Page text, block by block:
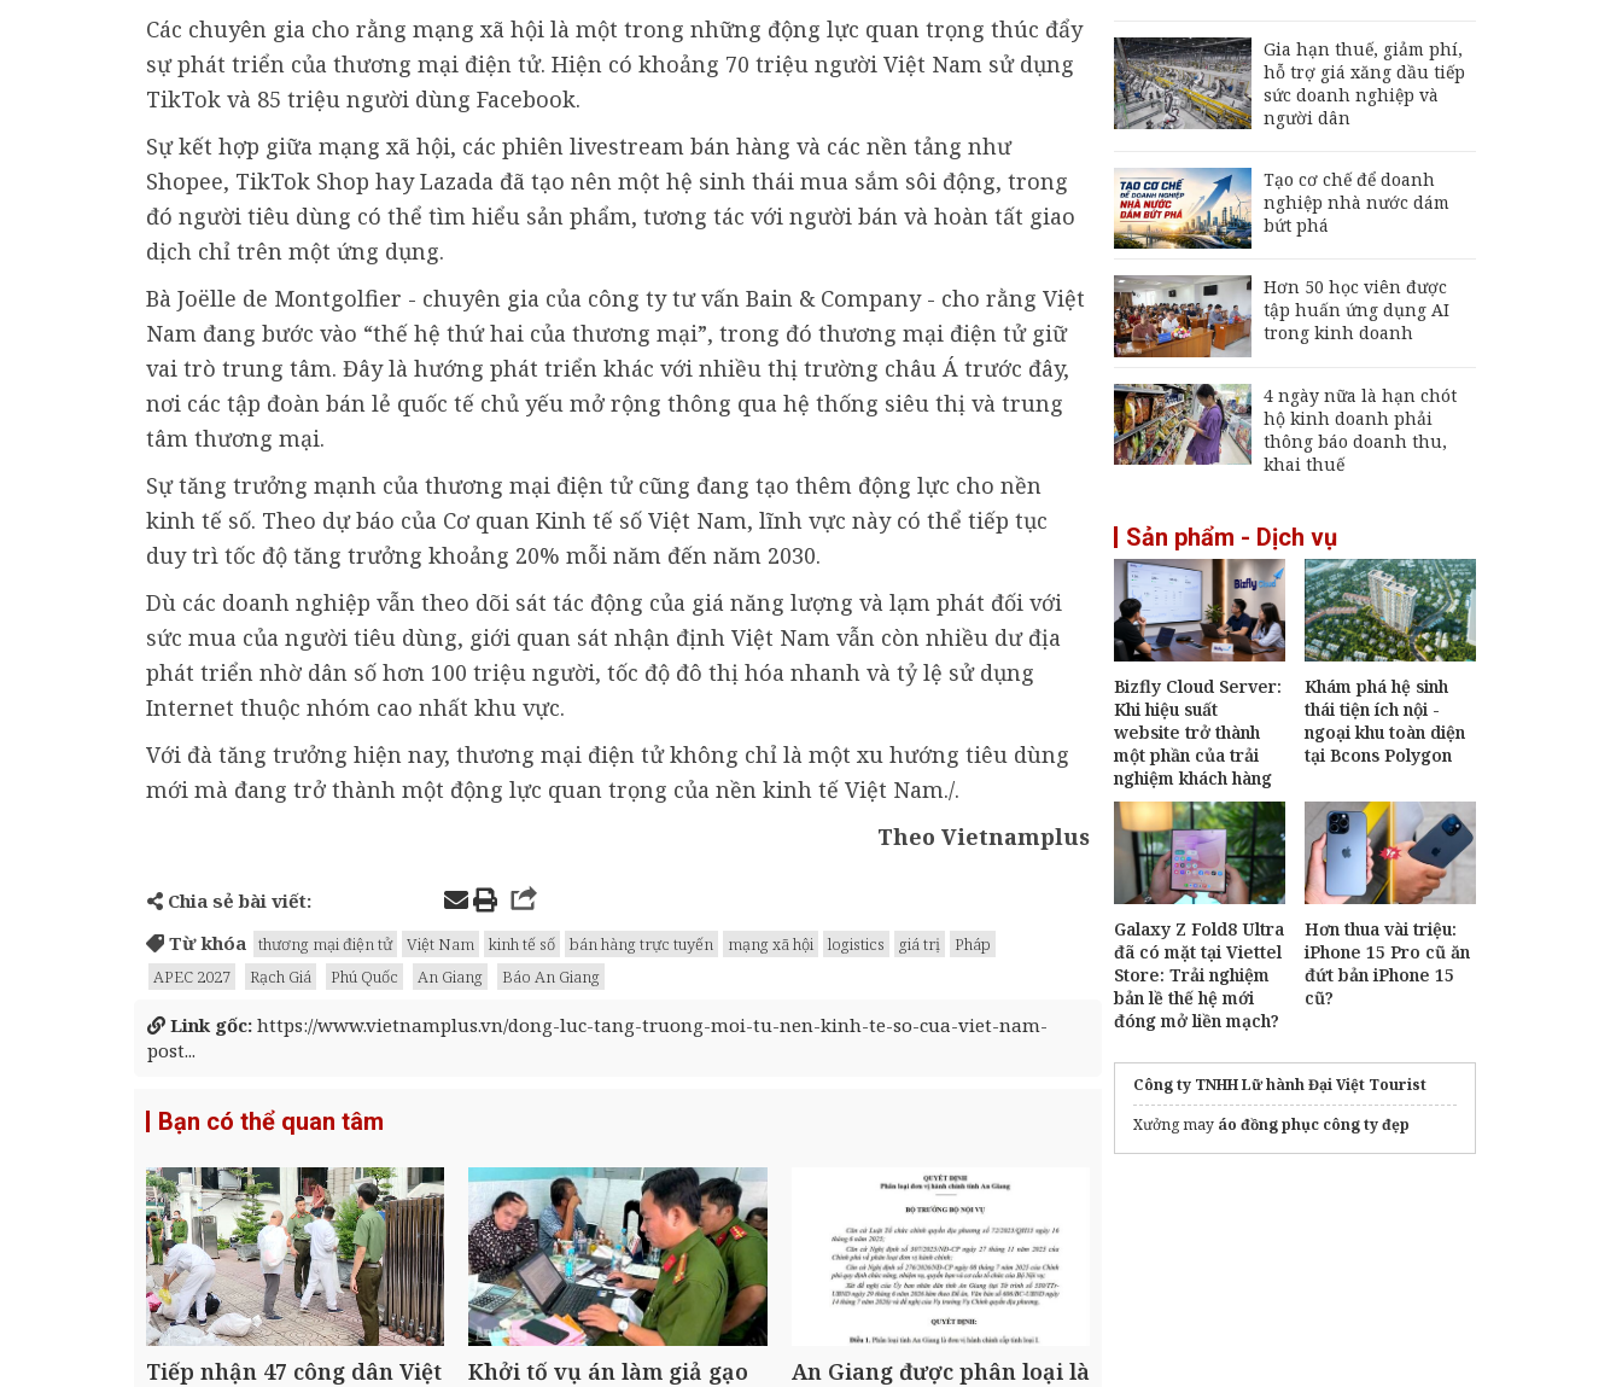
Các chuyên gia cho rằng mạng xã hội là một trong những động lực quan trọng thúc đẩy
sự phát triển của thương mại điện tử. Hiện có khoảng 70 triệu người Việt Nam sử dụng
TikTok và 85 triệu người dùng Facebook.
Sự kết hợp giữa mạng xã hội, các phiên livestream bán hàng và các nền tảng như
Shopee, TikTok Shop hay Lazada đã tạo nên một hệ sinh thái mua sắm sôi động, trong
đó người tiêu dùng có thể tìm hiểu sản phẩm, tương tác với người bán và hoàn tất giao
dịch chỉ trên một ứng dụng.
Bà Joëlle de Montgolfier - chuyên gia của công ty tư vấn Bain & Company - cho rằng Việt
Nam đang bước vào “thế hệ thứ hai của thương mại”, trong đó thương mại điện tử giữ
vai trò trung tâm. Đây là hướng phát triển khác với nhiều thị trường châu Á trước đây,
nơi các tập đoàn bán lẻ quốc tế chủ yếu mở rộng thông qua hệ thống siêu thị và trung
tâm thương mại.
Sự tăng trưởng mạnh của thương mại điện tử cũng đang tạo thêm động lực cho nền
kinh tế số. Theo dự báo của Cơ quan Kinh tế số Việt Nam, lĩnh vực này có thể tiếp tục
duy trì tốc độ tăng trưởng khoảng 20% mỗi năm đến năm 2030.
Dù các doanh nghiệp vẫn theo dõi sát tác động của giá năng lượng và lạm phát đối với
sức mua của người tiêu dùng, giới quan sát nhận định Việt Nam vẫn còn nhiều dư địa
phát triển nhờ dân số hơn 100 triệu người, tốc độ đô thị hóa nhanh và tỷ lệ sử dụng
Internet thuộc nhóm cao nhất khu vực.
Với đà tăng trưởng hiện nay, thương mại điện tử không chỉ là một xu hướng tiêu dùng
mới mà đang trở thành một động lực quan trọng của nền kinh tế Việt Nam./.
Theo Vietnamplus
Chia sẻ bài viết:
Từ khóa thương mại điện tử Việt Nam kinh tế số bán hàng trực tuyến mạng xã hội logistics giá trị
Pháp
APEC 2027
Rạch Giá Phú Quốc An Giang Báo An Giang
Link gốc: https://www.vietnamplus.vn/dong-luc-tang-truong-moi-tu-nen-kinh-te-so-cua-viet-nam-
post...
Bạn có thể quan tâm
Tiếp nhận 47 công dân Việt
Khởi tố vụ án làm giả gạo
An Giang được phân loại là
Gia hạn thuế, giảm phí,
hỗ trợ giá xăng dầu tiếp
sức doanh nghiệp và
người dân
Tạo cơ chế để doanh
nghiệp nhà nước dám
bứt phá
Hơn 50 học viên được
tập huấn ứng dụng AI
trong kinh doanh
4 ngày nữa là hạn chót
hộ kinh doanh phải
thông báo doanh thu,
khai thuế
Sản phẩm - Dịch vụ
Bizfly Cloud Server:
Khi hiệu suất
website trở thành
một phần của trải
nghiệm khách hàng
Khám phá hệ sinh
thái tiện ích nội -
ngoại khu toàn diện
tại Bcons Polygon
Galaxy Z Fold8 Ultra
đã có mặt tại Viettel
Store: Trải nghiệm
bản lề thế hệ mới
đóng mở liền mạch?
Hơn thua vài triệu:
iPhone 15 Pro cũ ăn
đứt bản iPhone 15
cũ?
Công ty TNHH Lữ hành Đại Việt Tourist
Xưởng may áo đồng phục công ty đẹp